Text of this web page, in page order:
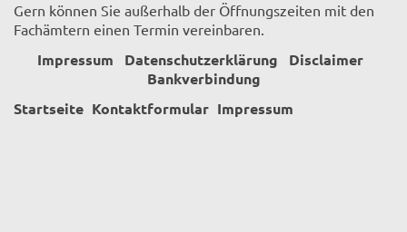
Gern können Sie außerhalb der Öffnungszeiten mit den
Fachämtern einen Termin vereinbaren.
Impressum Datenschutzerklärung
Disclaimer
Bankverbindung
Startseite Kontaktformular Impressum